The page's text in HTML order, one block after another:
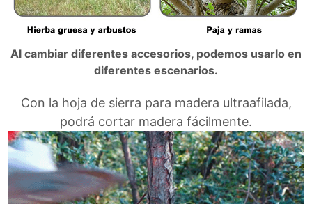
Al cambiar diferentes accesorios, podemos usarlo en
diferentes escenarios.
Con la hoja de sierra para madera ultraafilada,
podrá cortar madera fácilmente.